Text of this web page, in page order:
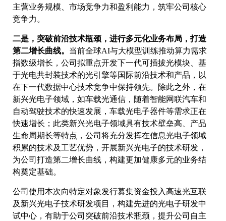
主营业务规模、市场竞争力和盈利能力，筑牢公司核心
竞争力。
二是，突破前沿技术瓶颈，进行多元化业务布局，打造
第二增长曲线。 当前全球AI与大模型训练推动算力需求
指数级增长，公司拟重点开发下一代可插拔光模块、基
于光电共封装技术的光引擎等国际前沿技术和产品，以
在下一代数据中心技术竞争中保持领先。除此之外，在
新兴光电子领域，如车载光通信，随着智能网联汽车和
自动驾驶技术的快速发展，车载光电子器件等需求正在
快速增长；此类新兴光电子领域具有技术壁垒高、产品
生命周期长等特点，公司将充分发挥在信息光电子领域
积累的技术及工艺优势，开展新兴光电子的技术研发，
为公司打造第二增长曲线，构建更加健康多元的业务结
构奠定基础。
公司使用本次向特定对象发行募集资金投入高速光互联
及新兴光电子技术研发项目，构建先进的光电子研发中
试中心，有助于公司突破前沿技术瓶颈，提升公司自主